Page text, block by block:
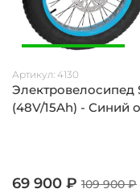
Артикул: 4130
Электровелосипед
(48V/15Ah) - Синий
69 900 ₽ 109 900 ₽